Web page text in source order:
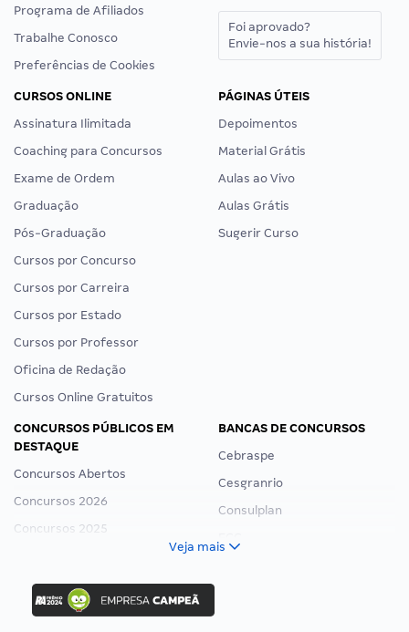
Programa de Afiliados
Trabalhe Conosco
Preferências de Cookies
Foi aprovado?
Envie-nos a sua história!
CURSOS ONLINE
Assinatura Ilimitada
Coaching para Concursos
Exame de Ordem
Graduação
Pós-Graduação
Cursos por Concurso
Cursos por Carreira
Cursos por Estado
Cursos por Professor
Oficina de Redação
Cursos Online Gratuitos
PÁGINAS ÚTEIS
Depoimentos
Material Grátis
Aulas ao Vivo
Aulas Grátis
Sugerir Curso
CONCURSOS PÚBLICOS EM
DESTAQUE
Concursos Abertos
Concursos 2026
Concursos 2025
Concurso Ibama
Concurso MPU
BANCAS DE CONCURSOS
Cebraspe
Cesgranrio
Consulplan
Veja mais